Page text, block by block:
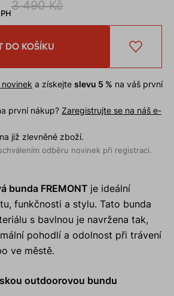
3 490 Kč
DO KOŠÍKU
a získejte slevu 5 % na váš první
první nákup? Zaregistrujte se na náš e-
již zlevněné zboží.
odběru novinek při registraci.
bunda FREMONT je ideální
funkčnosti a stylu. Tato bunda
s bavlnou je navržena tak,
pohodlí a odolnost při trávení
ve městě.
outdoorovou bundu